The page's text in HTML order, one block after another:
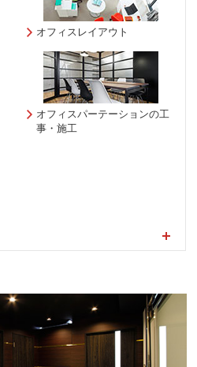
オフィスレイアウト
オフィスパーテーションの工
事・施工